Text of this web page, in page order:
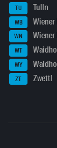
TU Tulln
WB
WN
WT
WY
ZT Zwettl